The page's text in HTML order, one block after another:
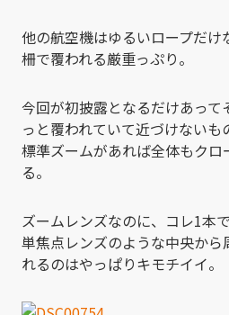
他の航空機はゆるいロープだ
柵で覆われる厳重っぷり。
今回が初披露となるだけあって
っと覆われていて近づけないも
標準ズームがあれば全体もク
る。
ズームレンズなのに、コレ1本
単焦点レンズのような中央か
れるのはやっぱりキモチイイ。